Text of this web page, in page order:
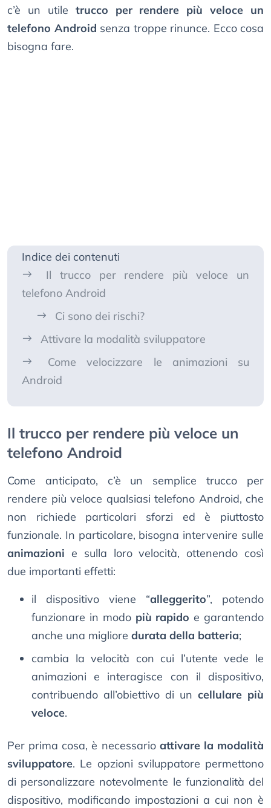
c’è un utile trucco per rendere più veloce un
telefono Android senza troppe rinunce. Ecco cosa
bisogna fare.
Indice dei contenuti
Il trucco per rendere più veloce un
telefono Android
Ci sono dei rischi?
Attivare la modalità sviluppatore
Come velocizzare le animazioni su
Android
Il trucco per rendere più veloce un
telefono Android
Come anticipato, c’è un semplice trucco per
rendere più veloce qualsiasi telefono Android, che
non richiede particolari sforzi ed è piuttosto
funzionale. In particolare, bisogna intervenire sulle
animazioni e sulla loro velocità, ottenendo così
due importanti effetti:
il dispositivo viene “alleggerito”, potendo
funzionare in modo più rapido e garantendo
anche una migliore durata della batteria;
cambia la velocità con cui l’utente vede le
animazioni e interagisce con il dispositivo,
contribuendo all’obiettivo di un cellulare più
veloce.
Per prima cosa, è necessario attivare la modalità
sviluppatore. Le opzioni sviluppatore permettono
di personalizzare notevolmente le funzionalità del
dispositivo, modificando impostazioni a cui non è